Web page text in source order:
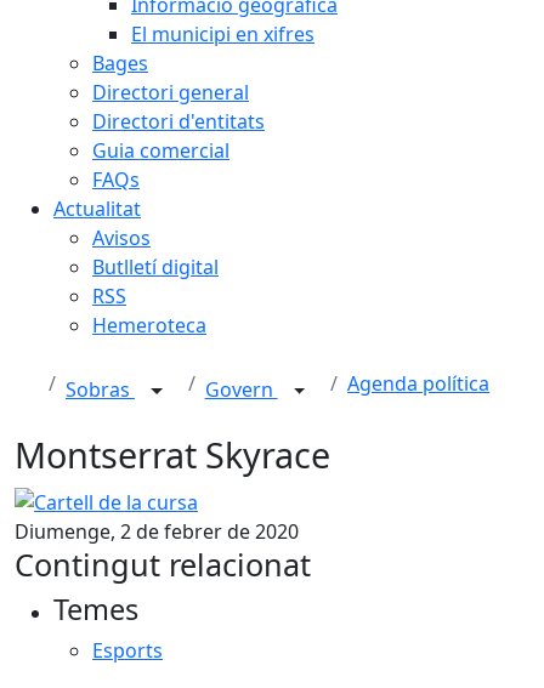
El municipi en xifres
Bages
Directori general
Directori d'entitats
Guia comercial
FAQs
Actualitat
Avisos
Butlletí digital
RSS
Hemeroteca
Sobras Govern Agenda política
Montserrat Skyrace
Cartell de la cursa
Diumenge, 2 de febrer de 2020
Contingut relacionat
Temes
Esports